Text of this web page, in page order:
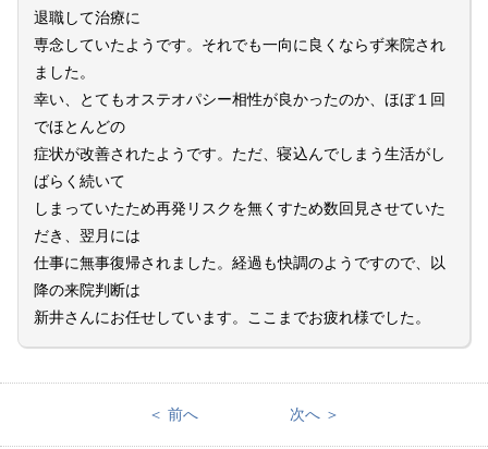
退職して治療に
専念していたようです。それでも一向に良くならず来院され
ました。
幸い、とてもオステオパシー相性が良かったのか、ほぼ１回
でほとんどの
症状が改善されたようです。ただ、寝込んでしまう生活がし
ばらく続いて
しまっていたため再発リスクを無くすため数回見させていた
だき、翌月には
仕事に無事復帰されました。経過も快調のようですので、以
降の来院判断は
新井さんにお任せしています。ここまでお疲れ様でした。
＜ 前へ 次へ ＞